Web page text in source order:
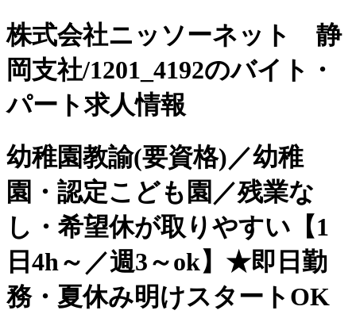
株式会社ニッソーネット 静
岡支社/1201_4192のバイト・
パート求人情報
幼稚園教諭(要資格)／幼稚
園・認定こども園／残業な
し・希望休が取りやすい【1
日4h～／週3～ok】★即日勤
務・夏休み明けスタートOK